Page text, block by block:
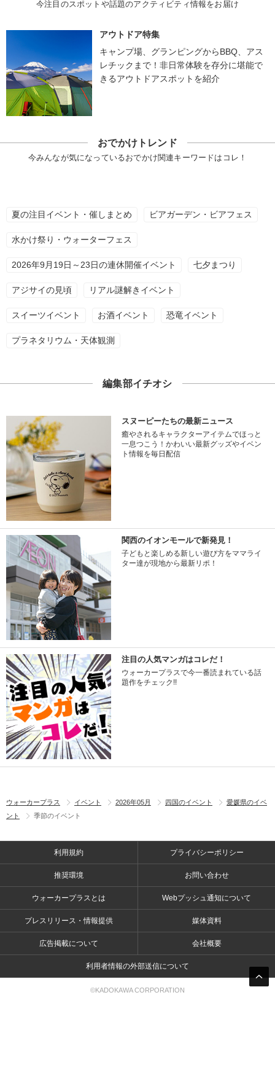
今注目のスポットや話題のアクティビティ情報をお届け
アウトドア特集
キャンプ場、グランピングからBBQ、アス
レチックまで！非日常体験を存分に堪能で
きるアウトドアスポットを紹介
おでかけトレンド
今みんなが気になっているおでかけ関連キーワードはコレ！
夏の注目イベント・催しまとめ ビアガーデン・ビアフェス
水かけ祭り・ウォーターフェス
2026年9月19日～23日の連休開催イベント 七夕まつり
アジサイの見頃 リアル謎解きイベント
スイーツイベント お酒イベント 恐竜イベント
プラネタリウム・天体観測
編集部イチオシ
スヌーピーたちの最新ニュース
癒やされるキャラクターアイテムでほっと
一息つこう！かわいい最新グッズやイベン
ト情報を毎日配信
関西のイオンモールで新発見！
子どもと楽しめる新しい遊び方をママライ
ター達が現地から最新リポ！
注目の人気マンガはコレだ！
ウォーカープラスで今一番読まれている話
題作をチェック!!
ウォーカープラス イベント 2026年05月 四国のイベント
愛媛県のイベ
ント
季節のイベント
利用規約 プライバシーポリシー
推奨環境 お問い合わせ
ウォーカープラスとは Webプッシュ通知について
プレスリリース・情報提供 媒体資料
広告掲載について 会社概要
利用者情報の外部送信について
©KADOKAWA CORPORATION